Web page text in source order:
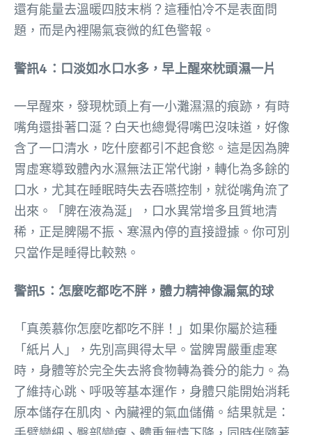
還有能量去溫暖四肢末梢？這種怕冷不是表面問
題，而是內裡陽氣衰微的紅色警報。
警訊4：口淡如水口水多，早上醒來枕頭濕一片
一早醒來，發現枕頭上有一小灘濕濕的痕跡，有時
嘴角還掛著口涎？白天也總覺得嘴巴沒味道，好像
含了一口清水，吃什麼都引不起食慾。這是因為脾
胃虛寒導致體內水濕無法正常代謝，轉化為多餘的
口水，尤其在睡眠時失去吞嚥控制，就從嘴角流了
出來。「脾在液為涎」，口水異常增多且質地清
稀，正是脾陽不振、寒濕內停的直接證據。你可別
只當作是睡得比較熟。
警訊5：怎麼吃都吃不胖，體力精神像漏氣的球
「真羨慕你怎麼吃都吃不胖！」如果你屬於這種
「紙片人」，先別高興得太早。當脾胃嚴重虛寒
時，身體等於完全失去將食物轉為養分的能力。為
了維持心跳、呼吸等基本運作，身體只能開始消耗
原本儲存在肌肉、內臟裡的氣血儲備。結果就是：